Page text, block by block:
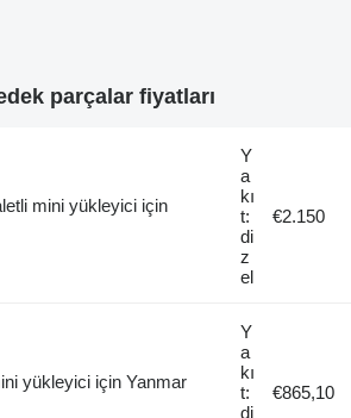
parçalar fiyatları
mini yükleyici için
Y
a
kı
t:
di
z
el
€2.150
yükleyici için Yanmar
Y
a
kı
t:
di
€865,10